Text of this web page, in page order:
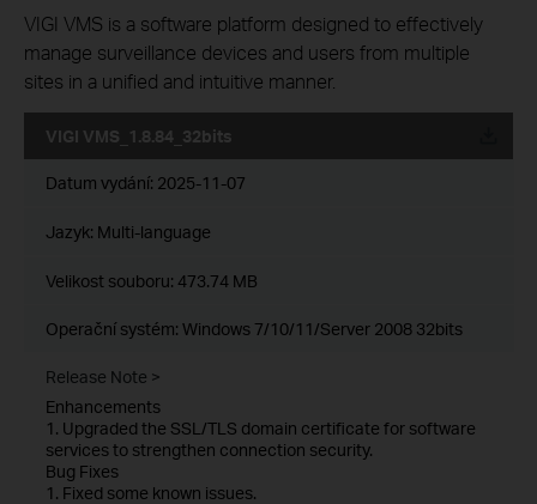
VIGI VMS is a software platform designed to effectively
manage surveillance devices and users from multiple
sites in a unified and intuitive manner.
VIGI VMS_1.8.84_32bits
Datum vydání: 2025-11-07
Jazyk: Multi-language
Velikost souboru: 473.74 MB
Operační systém: Windows 7/10/11/Server 2008 32bits
Release Note >
Enhancements
1. Upgraded the SSL/TLS domain certificate for software
services to strengthen connection security.
Bug Fixes
1. Fixed some known issues.